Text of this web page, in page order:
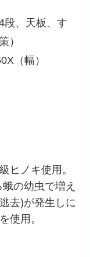
段、天板、す
）
（幅）
ヒノキ使用。
の幼虫で増え
去)が発生しに
使用。